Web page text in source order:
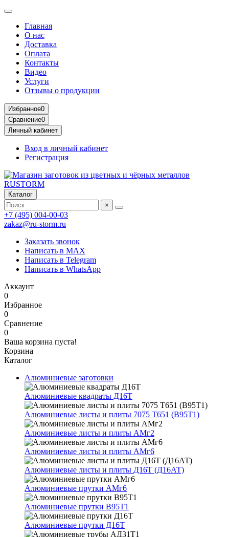
Главная
О нас
Доставка
Оплата
Контакты
Видео
Услуги
Отзывы о продукции
Избранное0
Сравнение0
Личный кабинет
Вход в личный кабинет
Регистрация
Каталог
×
+7 (495) 004-00-03
zakaz@ru-storm.ru
Заказать звонок
Написать в MAX
Написать в Telegram
Написать в WhatsApp
Аккаунт
0
Избранное
0
Сравнение
0
Ваша корзина пуста!
Корзина
Каталог
Алюминиевые заготовки
Алюминиевые квадраты Д16Т
Алюминиевые листы и плиты 7075 Т651 (В95Т1)
Алюминиевые листы и плиты АМг2
Алюминиевые листы и плиты АМг6
Алюминиевые листы и плиты Д16Т (Д16АТ)
Алюминиевые прутки АМг6
Алюминиевые прутки В95Т1
Алюминиевые прутки Д16Т